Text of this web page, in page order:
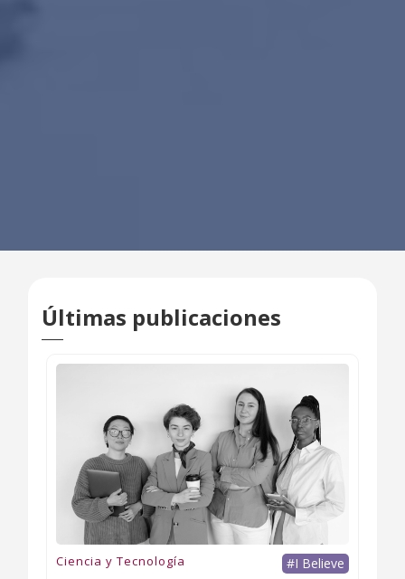
Últimas publicaciones
Ciencia y Tecnología #I Believe